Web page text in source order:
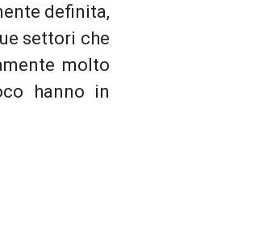
definita,
settori che
molto
hanno in